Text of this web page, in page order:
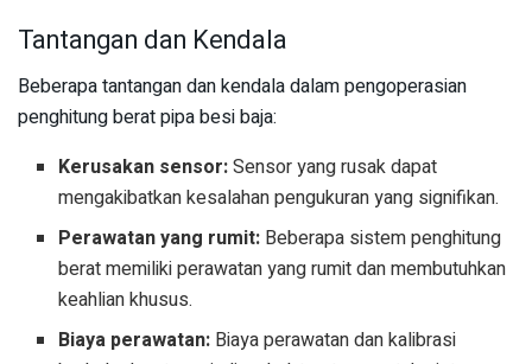
Tantangan dan Kendala
Beberapa tantangan dan kendala dalam pengoperasian
penghitung berat pipa besi baja:
Kerusakan sensor:Sensor yang rusak dapat
mengakibatkan kesalahan pengukuran yang signifikan.
Perawatan yang rumit: Beberapa sistem penghitung
berat memiliki perawatan yang rumit dan membutuhkan
keahlian khusus.
Biaya perawatan: Biaya perawatan dan kalibrasi